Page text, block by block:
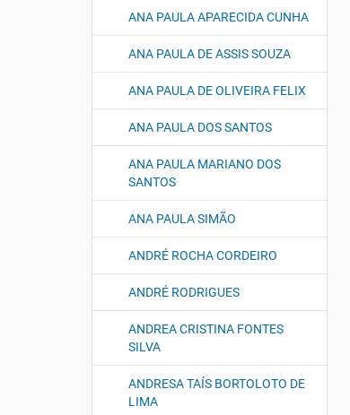
ANA PAULA APARECIDA CUNHA
ANA PAULA DE ASSIS SOUZA
ANA PAULA DE OLIVEIRA FELIX
ANA PAULA DOS SANTOS
ANA PAULA MARIANO DOS
SANTOS
ANA PAULA SIMÃO
ANDRÉ ROCHA CORDEIRO
ANDRÉ RODRIGUES
ANDREA CRISTINA FONTES
SILVA
ANDRESA TAÍS BORTOLOTO DE
LIMA